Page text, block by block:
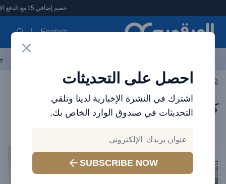
العرقوب - متجر الإلكترونيات في الإمارات
خصم إضافي 5٪ مع الدفع الإلكتروني
English
احصل على التحديثات
اشترك في النشرة الإخبارية لدينا وتلقي
التحديثات في صندوق الوارد الخاص بك.
SUBSCRIBE NOW
كاميرا أمنية
كاميرات المراقبة والأمان